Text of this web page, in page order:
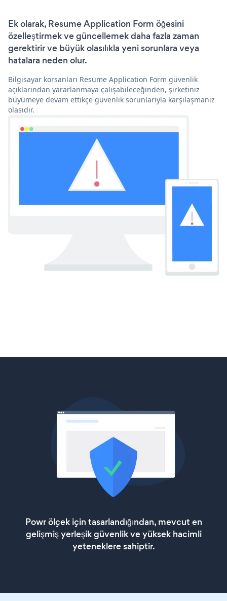
Ek olarak, Resume Application Form öğesini
özelleştirmek ve güncellemek daha fazla zaman
gerektirir ve büyük olasılıkla yeni sorunlara veya
hatalara neden olur.
Bilgisayar korsanları Resume Application Form güvenlik
açıklarından yararlanmaya çalışabileceğinden, şirketiniz
büyümeye devam ettikçe güvenlik sorunlarıyla karşılaşmanız
olasıdır.
Powr ölçek için tasarlandığından, mevcut en
gelişmiş yerleşik güvenlik ve yüksek hacimli
yeteneklere sahiptir.